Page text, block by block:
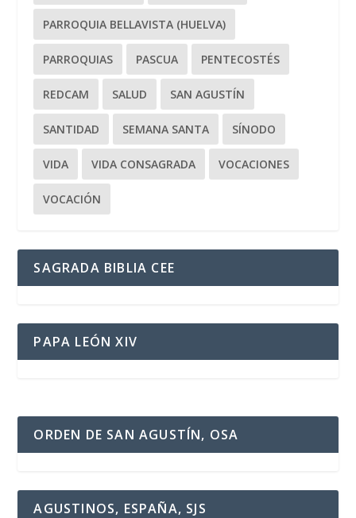
PARROQUIA BELLAVISTA (HUELVA)
PARROQUIAS PASCUA PENTECOSTÉS
REDCAM SALUD SAN AGUSTÍN
SANTIDAD SEMANA SANTA SÍNODO
VIDA VIDA CONSAGRADA VOCACIONES
VOCACIÓN
SAGRADA BIBLIA CEE
PAPA LEÓN XIV
ORDEN DE SAN AGUSTÍN, OSA
AGUSTINOS, ESPAÑA, SJS